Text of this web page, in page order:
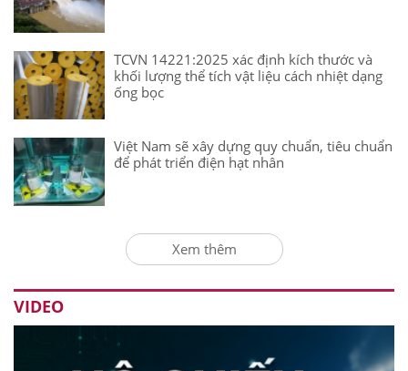
TCVN 14221:2025 xác định kích thước và
khối lượng thể tích vật liệu cách nhiệt dạng
ống bọc
Việt Nam sẽ xây dựng quy chuẩn, tiêu chuẩn
để phát triển điện hạt nhân
Xem thêm
VIDEO